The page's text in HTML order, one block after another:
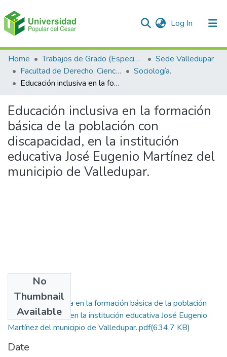
Log In (current)
Communities & Collections
All of DSpace
Home Trabajos de Grado (Especializaciones y Pregrados)
Sede Valledupar
Facultad de Derecho, Ciencias Políticas y Sociales.
Sociología.
Educación inclusiva en la formación básica de la población con discapacidad, en la institución educativa José Eugenio Martínez del municipio de Valledupar.
Educación inclusiva en la formación
básica de la población con
discapacidad, en la institución
educativa José Eugenio Martínez del
municipio de Valledupar.
No
Thumbnail
Available
Educación inclusiva en la formación básica de la población
con discapacidad, en la institución educativa José Eugenio
Martínez del municipio de Valledupar..pdf(634.7 KB)
Date